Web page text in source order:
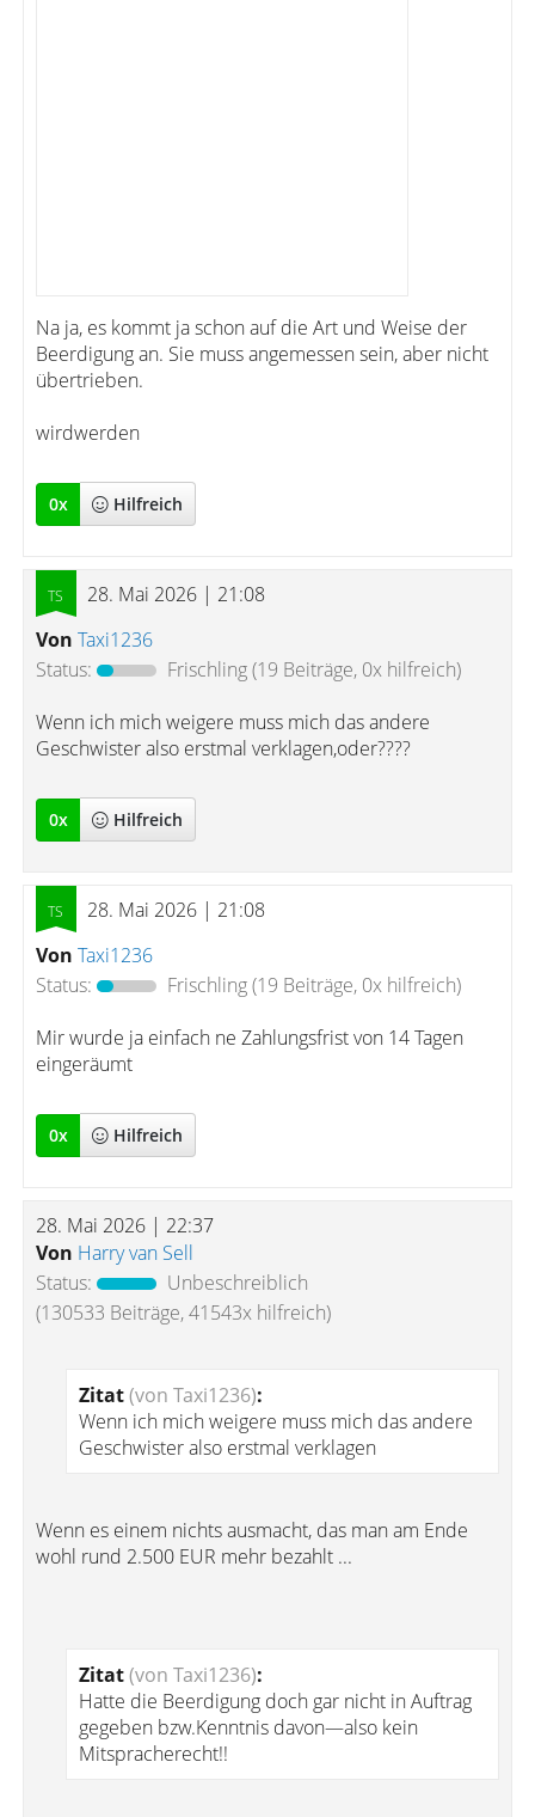
Na ja, es kommt ja schon auf die Art und Weise der
Beerdigung an. Sie muss angemessen sein, aber nicht
übertrieben.
wirdwerden
0x Hilfreich
28. Mai 2026 | 21:08
Von Taxi1236
Status:
Frischling(19 Beiträge, 0x hilfreich)
Wenn ich mich weigere muss mich das andere
Geschwister also erstmal verklagen,oder????
0x Hilfreich
28. Mai 2026 | 21:08
Von Taxi1236
Status:
Frischling(19 Beiträge, 0x hilfreich)
Mir wurde ja einfach ne Zahlungsfrist von 14 Tagen
eingeräumt
0x Hilfreich
28. Mai 2026 | 22:37
Von Harry van Sell
Status:
Unbeschreiblich
(130533 Beiträge, 41543x hilfreich)
Zitat(von Taxi1236):
Wenn ich mich weigere muss mich das andere
Geschwister also erstmal verklagen
Wenn es einem nichts ausmacht, das man am Ende
wohl rund 2.500 EUR mehr bezahlt ...
Zitat(von Taxi1236):
Hatte die Beerdigung doch gar nicht in Auftrag
gegeben bzw.Kenntnis davon—also kein
Mitspracherecht!!